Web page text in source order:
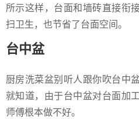
所示这样，台面和墙砖直接衔
扫卫生，也节省了台面空间。
台中盆
厨房洗菜盆别听人跟你吹台中
就知道，由于台中盆对台面加
师傅根本做不好。